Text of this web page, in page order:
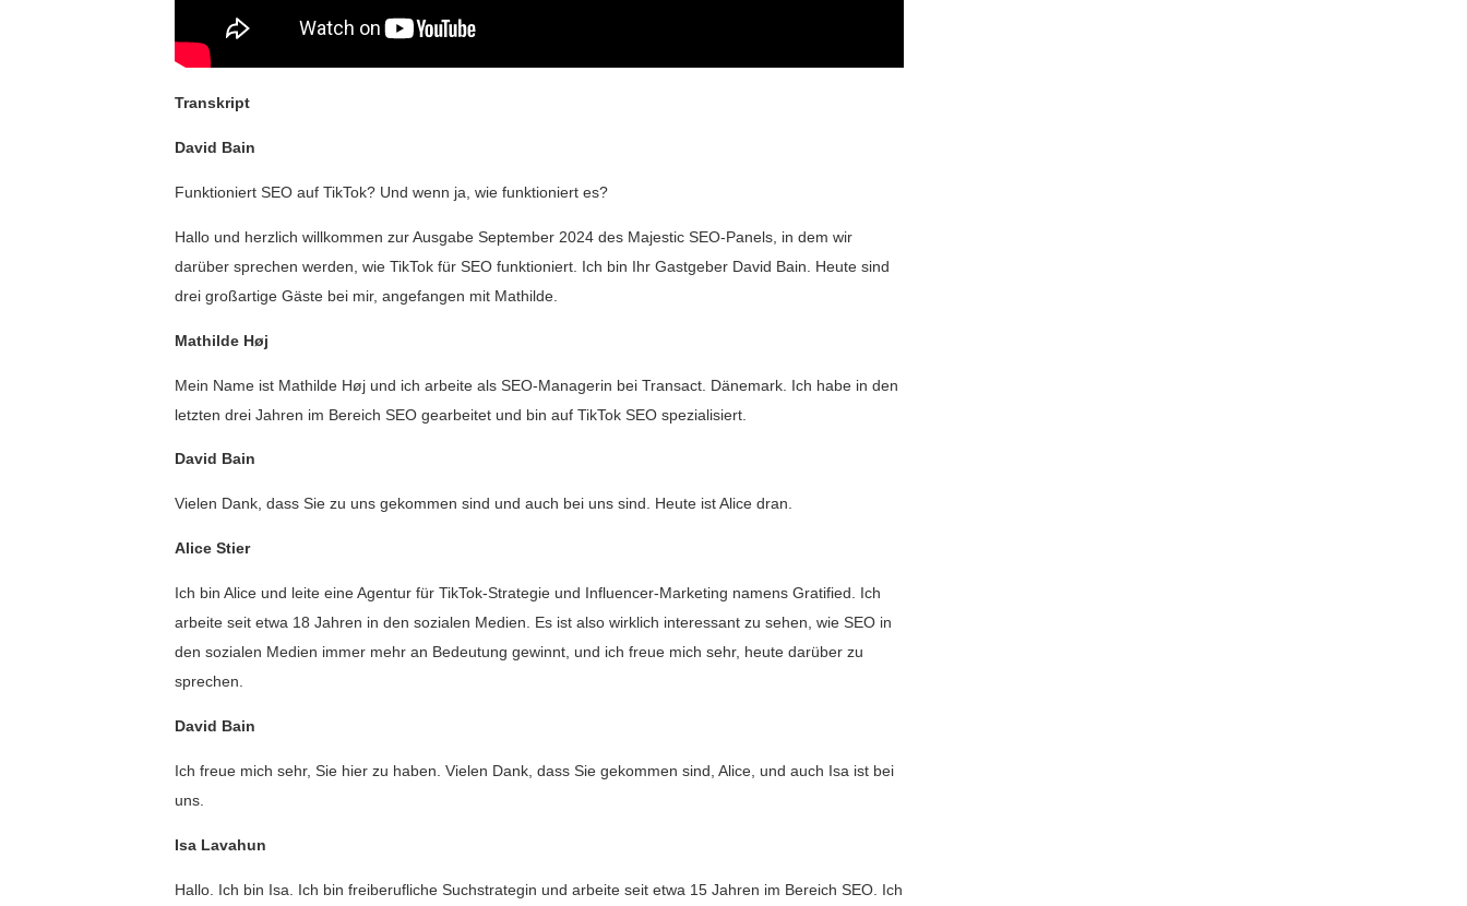
Transkript
David Bain
Funktioniert SEO auf TikTok? Und wenn ja, wie funktioniert es?
Hallo und herzlich willkommen zur Ausgabe September 2024 des Majestic SEO-Panels, in dem wir
darüber sprechen werden, wie TikTok für SEO funktioniert. Ich bin Ihr Gastgeber David Bain. Heute sind
drei großartige Gäste bei mir, angefangen mit Mathilde.
Mathilde Høj
Mein Name ist Mathilde Høj und ich arbeite als SEO-Managerin bei Transact. Dänemark. Ich habe in den
letzten drei Jahren im Bereich SEO gearbeitet und bin auf TikTok SEO spezialisiert.
David Bain
Vielen Dank, dass Sie zu uns gekommen sind und auch bei uns sind. Heute ist Alice dran.
Alice Stier
Ich bin Alice und leite eine Agentur für TikTok-Strategie und Influencer-Marketing namens Gratified. Ich
arbeite seit etwa 18 Jahren in den sozialen Medien. Es ist also wirklich interessant zu sehen, wie SEO in
den sozialen Medien immer mehr an Bedeutung gewinnt, und ich freue mich sehr, heute darüber zu
sprechen.
David Bain
Ich freue mich sehr, Sie hier zu haben. Vielen Dank, dass Sie gekommen sind, Alice, und auch Isa ist bei
uns.
Isa Lavahun
Hallo. Ich bin Isa. Ich bin freiberufliche Suchstrategin und arbeite seit etwa 15 Jahren im Bereich SEO. Ich